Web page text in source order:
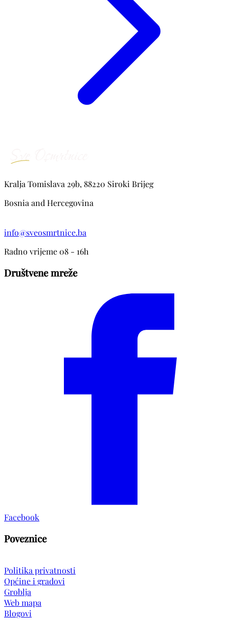
Kralja Tomislava 29b, 88220 Siroki Brijeg
Bosnia and Hercegovina
info@sveosmrtnice.ba
Radno vrijeme 08 - 16h
Društvene mreže
Facebook
Poveznice
Politika privatnosti
Općine i gradovi
Groblja
Web mapa
Blogovi